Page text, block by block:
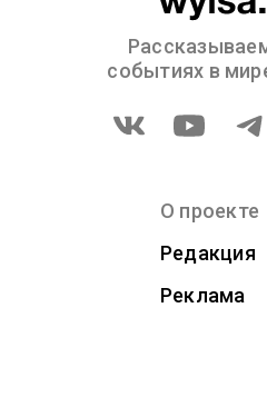
событиях в
О проекте
Редакция
Реклама